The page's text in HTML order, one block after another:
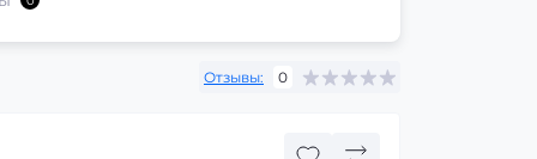
Отзывы: 0